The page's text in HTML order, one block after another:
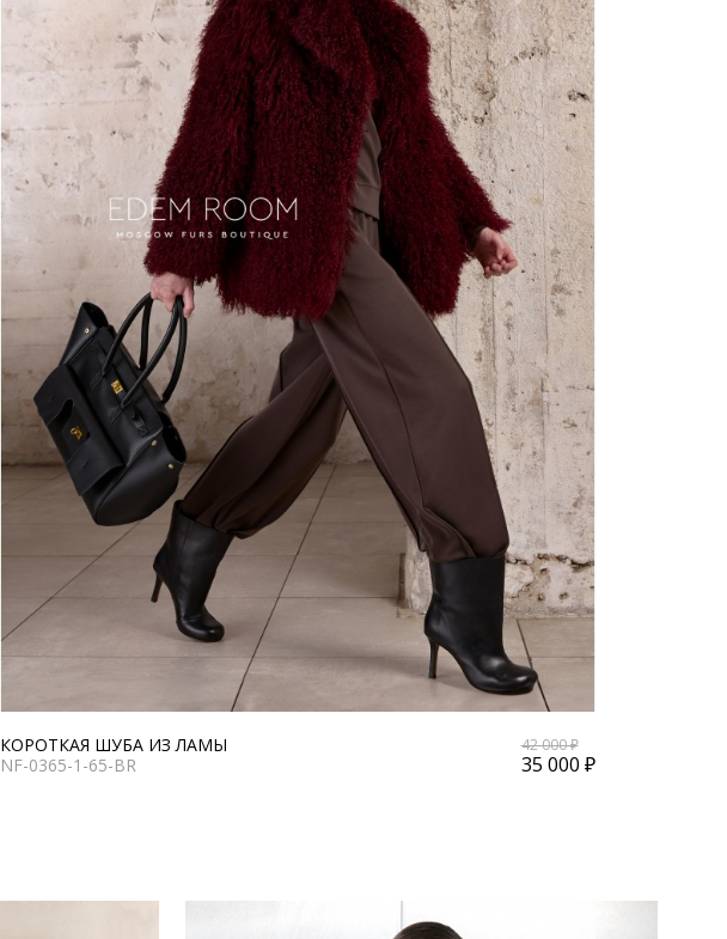
КОРОТКАЯ ШУБА ИЗ ЛАМЫ
NF-0365-1-65-BR
42 000 ₽
35 000 ₽